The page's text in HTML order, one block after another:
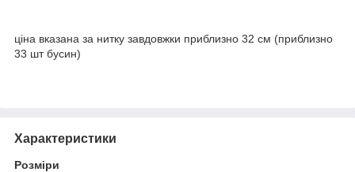
ціна вказана за нитку завдовжки приблизно 32 см (приблизно
33 шт бусин)
Характеристики
Розміри